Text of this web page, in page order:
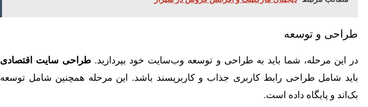
طراحی و توسعه
در این مرحله، شما باید به طراحی و توسعه وب‌سایت خود بپردازید. طراحی سایت اقتصادی
باید شامل طراحی رابط کاربری جذاب و کاربرپسند باشد. این مرحله همچنین شامل توسعه
بک‌اند و پایگاه داده است.